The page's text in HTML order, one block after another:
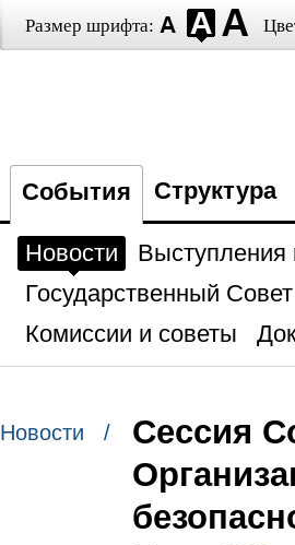
Размер шрифта:
События Структура
Новости Выступления
Государственный Совет
Комиссии и советы
Новости /
Сессия